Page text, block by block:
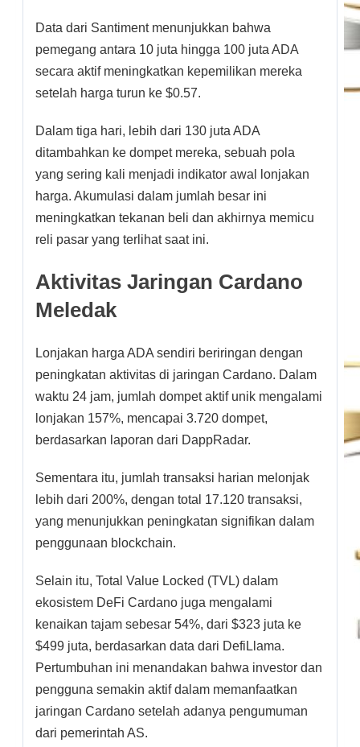
Data dari Santiment menunjukkan bahwa
pemegang antara 10 juta hingga 100 juta ADA
secara aktif meningkatkan kepemilikan mereka
setelah harga turun ke $0.57.
Dalam tiga hari, lebih dari 130 juta ADA
ditambahkan ke dompet mereka, sebuah pola
yang sering kali menjadi indikator awal lonjakan
harga. Akumulasi dalam jumlah besar ini
meningkatkan tekanan beli dan akhirnya memicu
reli pasar yang terlihat saat ini.
Aktivitas Jaringan Cardano
Meledak
Lonjakan harga ADA sendiri beriringan dengan
peningkatan aktivitas di jaringan Cardano. Dalam
waktu 24 jam, jumlah dompet aktif unik mengalami
lonjakan 157%, mencapai 3.720 dompet,
berdasarkan laporan dari DappRadar.
Sementara itu, jumlah transaksi harian melonjak
lebih dari 200%, dengan total 17.120 transaksi,
yang menunjukkan peningkatan signifikan dalam
penggunaan blockchain.
Selain itu, Total Value Locked (TVL) dalam
ekosistem DeFi Cardano juga mengalami
kenaikan tajam sebesar 54%, dari $323 juta ke
$499 juta, berdasarkan data dari DefiLlama.
Pertumbuhan ini menandakan bahwa investor dan
pengguna semakin aktif dalam memanfaatkan
jaringan Cardano setelah adanya pengumuman
dari pemerintah AS.